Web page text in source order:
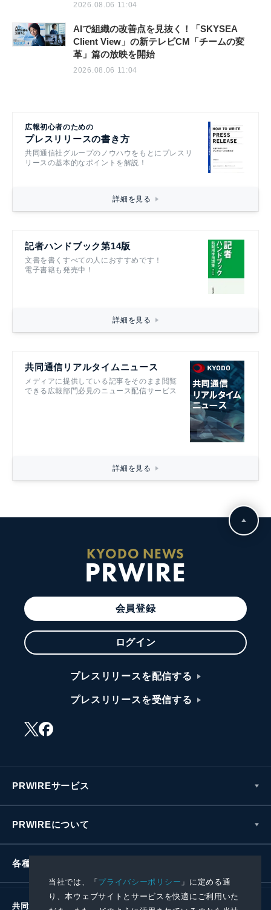
当社では、「プライバシーポリシー 」に定める通
り、本ウェブサイトとサービスを快適にご利用いた
2026.08.06 11:04
AIで組織の改善点を見抜く！「SKYSEA
Client View」の新テレビCM「チームの変
革」篇の放映を開始
2026.08.06 11:04
広報初心者のための
プレスリリースの書き方
共同通信社グループのノウハウをもとにプレスリ
リースの基本的なポイントを解説！
詳細を見る
記者ハンドブック第14版
文書を書くすべての人におすすめです！
電子書籍も発売中！
詳細を見る
共同通信リアルタイムニュース
メディアに提供している記事をそのまま閲覧
できる広報部門必見のニュース配信サービス
詳細を見る
KYODO NEWS
PRWIRE
会員登録
ログイン
プレスリリースを配信する
プレスリリースを受信する
PRWIREサービス
PRWIREについて
各種お問い合わせ
共同通信社グループ